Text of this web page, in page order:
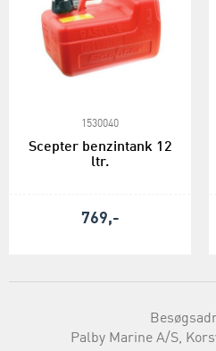
1530040
Scepter benzintank 12
ltr.
769,-
Palby Marine A/S,